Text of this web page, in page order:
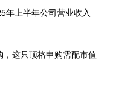
年上半年公司营业收入
这只顶格申购需配市值